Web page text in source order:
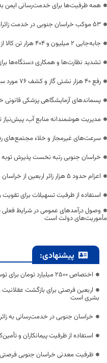
همه ظرفیت‌ها برای خدمت‌رسانی ایمن
53 موکب خراسان جنوبی در خدمت زائران اربعین
جابه‌جایی 2 میلیون و 404 هزار تن کالا از خراسان جنوبی به سراسر کشور
تشدید نظارت‌ها و همکاری دستگاه‌ها
رفع 40 هزار نشتی گاز و کشف 76 مورد سرقت گاز در چهار ماهه نخست سال
پسماندهای آزمایشگاهی پزشکی
مدیریت هوشمندانه منابع آب، پیش‌نیاز
سرعت‌های غیرمجاز و خلاء مجتمع‌های
خراسان جنوبی رتبه نخست پذیرش
اعزام حدود 5 هزار زائر اربعین از خراسان جنوبی؛ بازگشت‌ها آغاز شد
استفاده از ظرفیت تسهیلات برای
وصول درآمدهای عمومی در شرایط
مأموریت‌های دولت است
پیشنهادی:
اختصاص 2500 میلیارد تومان برای توسعه راه‌های دوبانده خراسان جنوبی
اربعین فرصتی برای بازگشت
بشری است
خراسان جنوبی در خدمت‌رسانی به
استفاده از ظرفیت پیمانکاران و
ظرفیت معدنی خراسان جنوبی